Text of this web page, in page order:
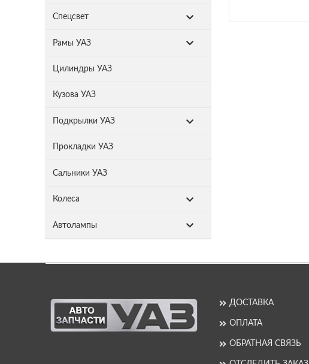
Спецсвет
Рамы УАЗ
Цилиндры УАЗ
Кузова УАЗ
Подкрылки УАЗ
Прокладки УАЗ
Сальники УАЗ
Колеса
Автолампы
ДОСТАВКА
ОПЛАТА
ОБРАТНАЯ СВЯЗЬ